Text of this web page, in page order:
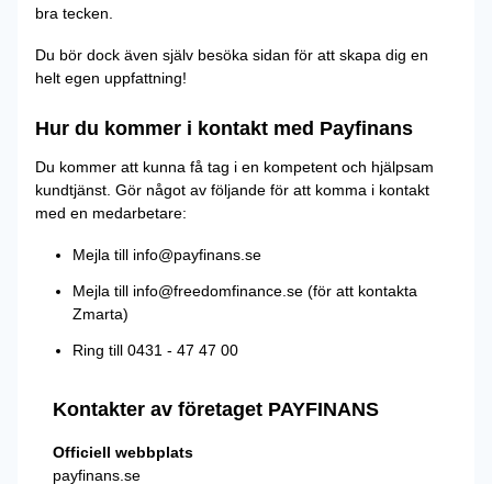
bra tecken.
Du bör dock även själv besöka sidan för att skapa dig en
helt egen uppfattning!
Hur du kommer i kontakt med Payfinans
Du kommer att kunna få tag i en kompetent och hjälpsam
kundtjänst. Gör något av följande för att komma i kontakt
med en medarbetare:
Mejla till info@payfinans.se
Mejla till info@freedomfinance.se (för att kontakta
Zmarta)
Ring till 0431 - 47 47 00
Kontakter av företaget PAYFINANS
Officiell webbplats
payfinans.se